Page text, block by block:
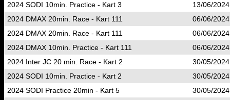
2024 SODI 10min. Practice - Kart 3
13/06/
2024 DMAX 20min. Race - Kart 111
06/06/
2024 DMAX 20min. Race - Kart 111
06/06/
2024 DMAX 10min. Practice - Kart 111
06/06/
2024 Inter JC 20 min. Race - Kart 2
30/05/
2024 SODI 10min. Practice - Kart 2
30/05/
2024 SODI Practice 20min - Kart 5
30/05/